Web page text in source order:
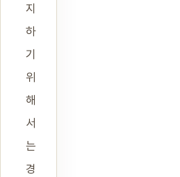
지
하
기
위
해
서
는
경